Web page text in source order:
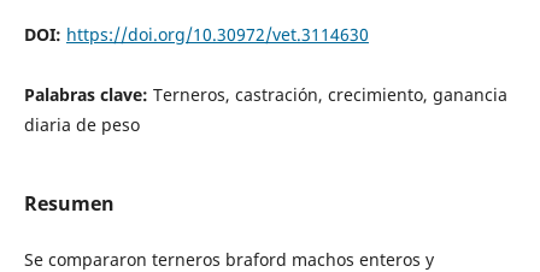
DOI: https://doi.org/10.30972/vet.3114630
Palabras clave: Terneros, castración, crecimiento, ganancia
diaria de peso
Resumen
Se compararon terneros braford machos enteros y